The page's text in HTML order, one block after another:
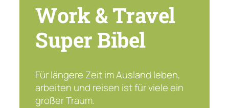
Work & Travel
Super Bibel
Für längere Zeit im Ausland leben,
arbeiten und reisen ist für viele ein
großer Traum.